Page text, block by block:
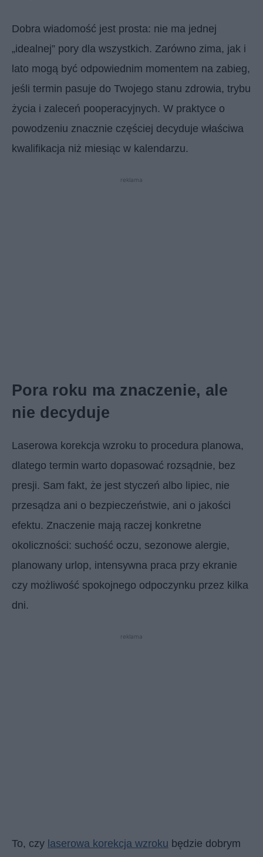
Dobra wiadomość jest prosta: nie ma jednej
„idealnej” pory dla wszystkich. Zarówno zima, jak i
lato mogą być odpowiednim momentem na zabieg,
jeśli termin pasuje do Twojego stanu zdrowia, trybu
życia i zaleceń pooperacyjnych. W praktyce o
powodzeniu znacznie częściej decyduje właściwa
kwalifikacja niż miesiąc w kalendarzu.
reklama
Pora roku ma znaczenie, ale
nie decyduje
Laserowa korekcja wzroku to procedura planowa,
dlatego termin warto dopasować rozsądnie, bez
presji. Sam fakt, że jest styczeń albo lipiec, nie
przesądza ani o bezpieczeństwie, ani o jakości
efektu. Znaczenie mają raczej konkretne
okoliczności: suchość oczu, sezonowe alergie,
planowany urlop, intensywna praca przy ekranie
czy możliwość spokojnego odpoczynku przez kilka
dni.
reklama
To, czy laserowa korekcja wzroku będzie dobrym